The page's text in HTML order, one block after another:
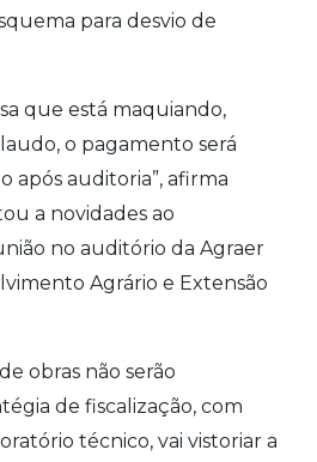
para desvio de
que está maquiando,
o pagamento será
após auditoria”, afirma
a novidades ao
no auditório da Agraer
Agrário e Extensão
obras não serão
de fiscalização, com
técnico, vai vistoriar a